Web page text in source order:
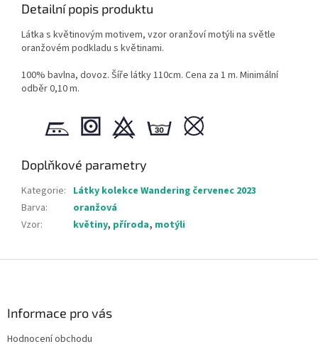
Detailní popis produktu
Látka s květinovým motivem, vzor oranžoví motýli na světle
oranžovém podkladu s květinami.
100% bavlna, dovoz. Šíře látky 110cm. Cena za 1 m. Minimální
odběr 0,10 m.
Doplňkové parametry
Kategorie: Látky kolekce Wandering červenec 2023
Barva:
oranžová
Vzor: květiny, příroda, motýli
Informace pro vás
Hodnocení obchodu